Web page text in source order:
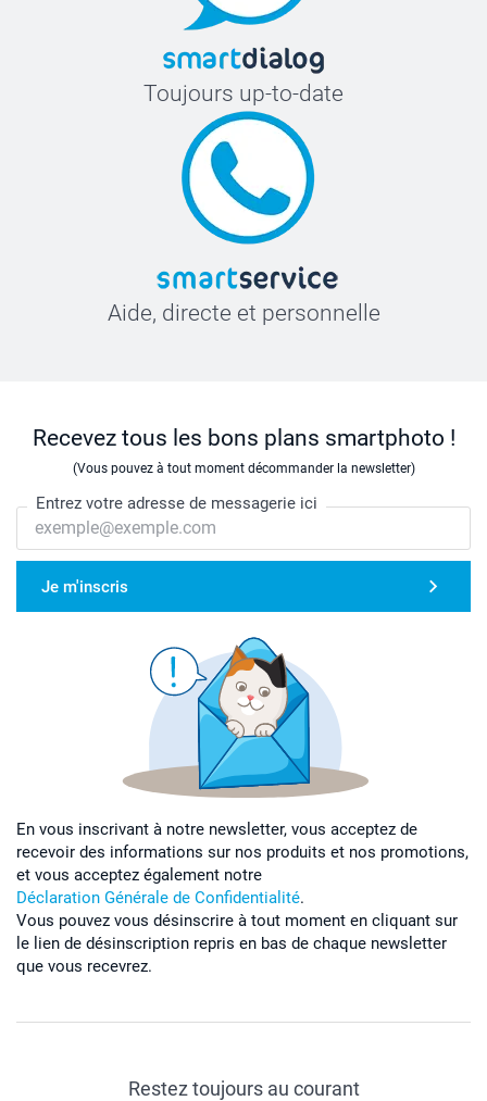
Toujours up-to-date
Aide, directe et personnelle
Recevez tous les bons plans smartphoto !
(Vous pouvez à tout moment décommander la newsletter)
Entrez votre adresse de messagerie ici
Je m'inscris
En vous inscrivant à notre newsletter, vous acceptez de
recevoir des informations sur nos produits et nos promotions,
et vous acceptez également notre
Déclaration Générale de Confidentialité.
Vous pouvez vous désinscrire à tout moment en cliquant sur
le lien de désinscription repris en bas de chaque newsletter
que vous recevrez.
Restez toujours au courant